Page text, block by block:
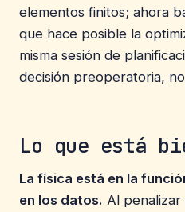
elementos finitos; ahora
que hace posible la
misma sesión de
decisión preoperatoria,
Lo que está
La física está en la
en los datos. Al